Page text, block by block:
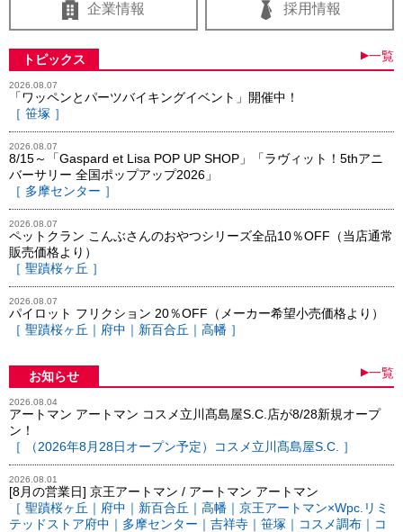
企業情報 採用情報
トピックス ▶一覧
2026.08.07
「ワッペンとパーツバイキングイベント」開催中！
［ 笹塚 ］
2026.08.07
8/15～「Gaspard et Lisa POP UP SHOP」「ラヴィット！5thアニ
バーサリー 全国ポップアップ2026」
［ 多摩センター ］
2026.08.07
ペットクラン こんぶさんのおやつシリーズ全品10％OFF（当店通常
販売価格より）
［ 聖蹟桜ヶ丘 ］
2026.08.07
パイロット フリクション 20％OFF（メーカー希望小売価格より）
［ 聖蹟桜ヶ丘｜府中｜新百合丘｜高幡 ］
お知らせ ▶一覧
2026.08.04
アートマン アートマン コスメ立川髙島屋S.C.店が8/28新規オープ
ン！
［ （2026年8月28日オープン予定）コスメ立川髙島屋S.C. ］
2026.08.01
[8月の営業日] 京王アートマン / アートマン アートマン
［ 聖蹟桜ヶ丘｜府中｜新百合丘｜高幡｜京王アートマン×Wpc.リミ
テッドストア府中｜多摩センター｜吉祥寺｜笹塚｜コスメ調布｜コ